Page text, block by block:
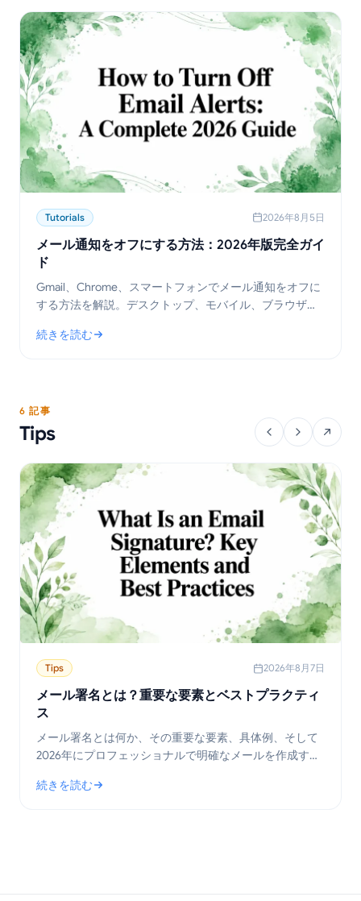
Tutorials 2026年8月5日
メール通知をオフにする方法：2026年版完全ガイ
ド
Gmail、Chrome、スマートフォンでメール通知をオフに
する方法を解説。デスクトップ、モバイル、ブラウザご
す。
続きを読む
: メール通知をオフにする方法：2026年版完全ガイド
6 記事
Tips
Tips 2026年8月7日
メール署名とは？重要な要素とベストプラクティ
ス
メール署名とは何か、その重要な要素、具体例、そして
2026年にプロフェッショナルで明確なメールを作成する
続きを読む
: メール署名とは？重要な要素とベストプラクティス